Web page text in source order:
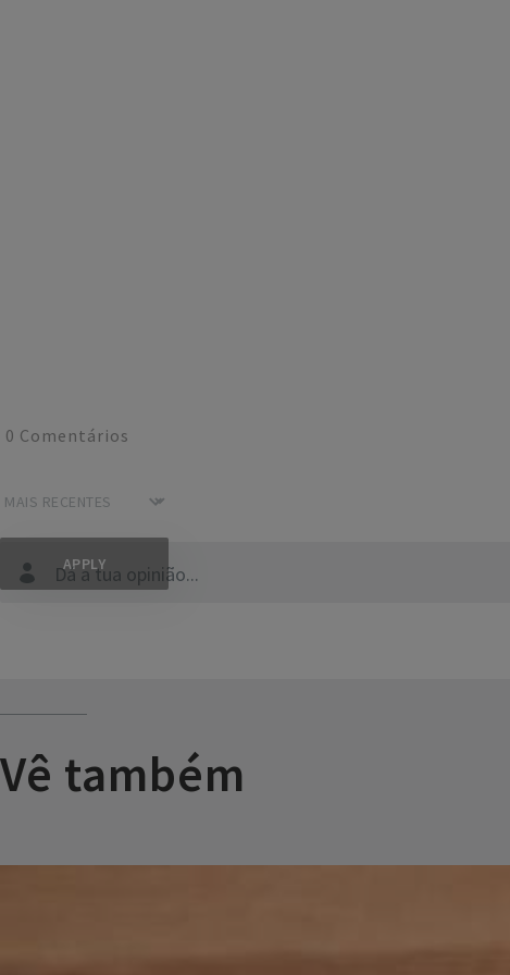
Dá a tua opinião...
0 Comentários
Vê também